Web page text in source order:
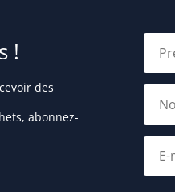
!
des
abonnez-